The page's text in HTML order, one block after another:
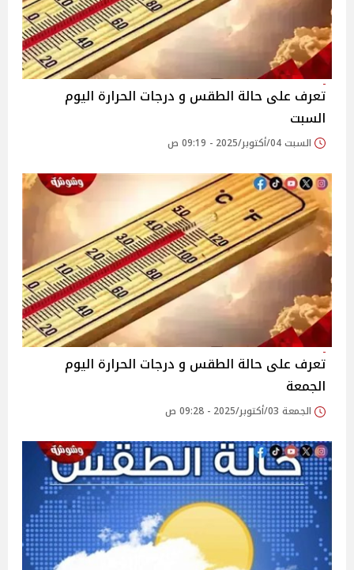
تعرف على حالة الطقس و درجات الحرارة اليوم
السبت
السبت 04/أكتوبر/2025 - 09:19 ص
تعرف على حالة الطقس و درجات الحرارة اليوم
الجمعة
الجمعة 03/أكتوبر/2025 - 09:28 ص